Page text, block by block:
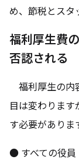
め、節税とスタ
福利厚生費
否認される
福利厚生の内
目は変わりま
す必要がありま
● すべての役員